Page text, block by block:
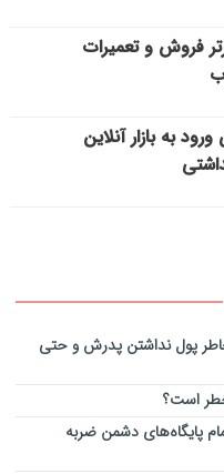
فروش و تعمیرات
به بازار آنلاین
پول نداشتن پدرش و حتی
است؟
پایگاه‌های دشمن ضربه